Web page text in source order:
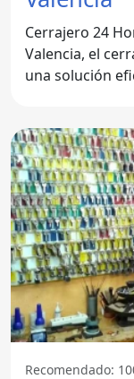
Cerrajero 24 Horas en
Valencia, el
una solución
Recomendado: